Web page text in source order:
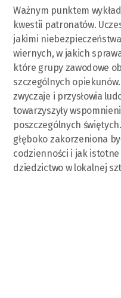
Ważnym punktem
kwestii patronatów.
jakimi
wiernych, w jakich
które grupy zawodowe
szczególnych
zwyczaje i przysłowia
towarzyszyły
poszczególnych
głęboko zakorzeniona
codzienności i jak istotne
dziedzictwo w lokalnej